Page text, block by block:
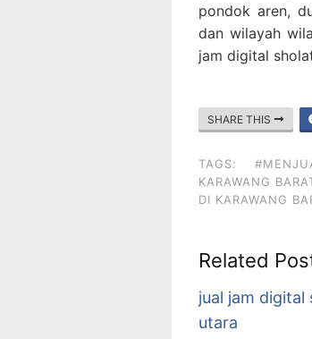
pondok aren,
dan wilayah
jam digital
SHARE THIS
TAGS:
KARAWANG
DI KARAWANG
Related
jual jam digital
utara